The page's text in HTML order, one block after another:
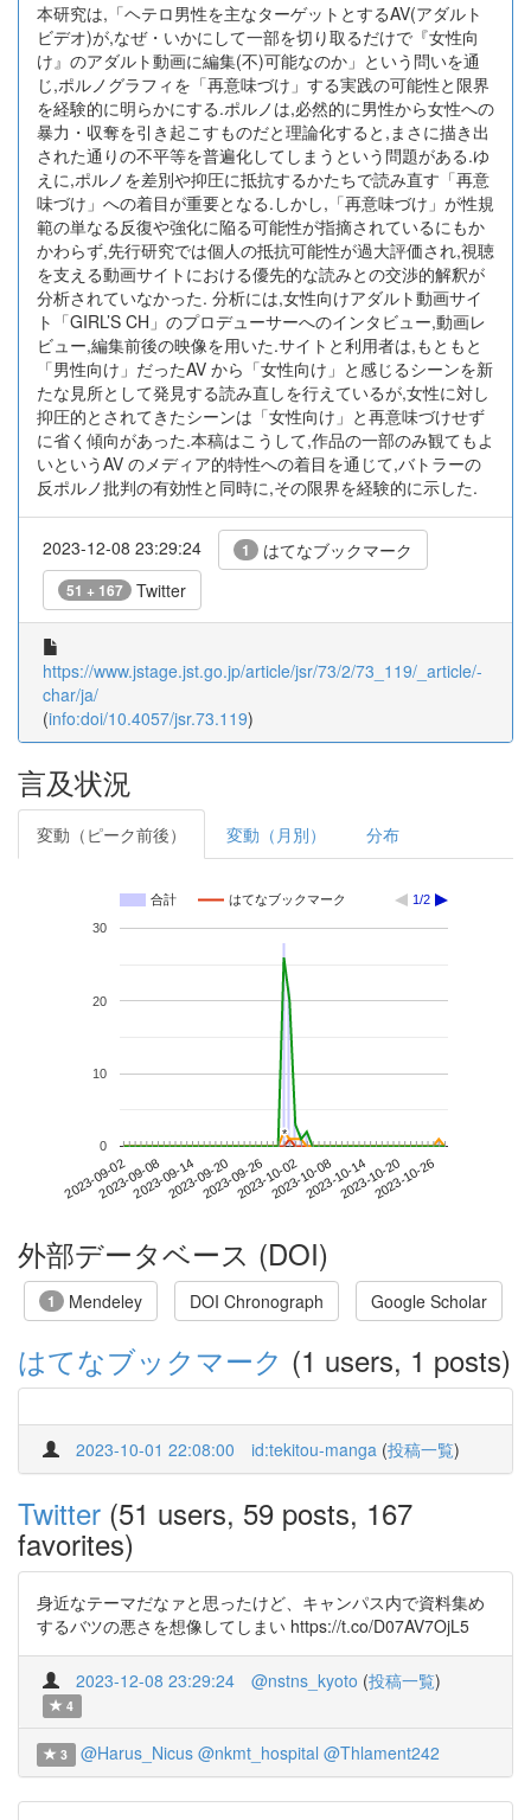
本研究は,「ヘテロ男性を主なターゲットとするAV(アダルト
ビデオ)が,なぜ・いかにして一部を切り取るだけで『女性向
け』のアダルト動画に編集(不)可能なのか」という問いを通
じ,ポルノグラフィを「再意味づけ」する実践の可能性と限界
を経験的に明らかにする.ポルノは,必然的に男性から女性への
暴力・収奪を引き起こすものだと理論化すると,まさに描き出
された通りの不平等を普遍化してしまうという問題がある.ゆ
えに,ポルノを差別や抑圧に抵抗するかたちで読み直す「再意
味づけ」への着目が重要となる.しかし,「再意味づけ」が性規
範の単なる反復や強化に陥る可能性が指摘されているにもか
かわらず,先行研究では個人の抵抗可能性が過大評価され,視聴
を支える動画サイトにおける優先的な読みとの交渉的解釈が
分析されていなかった. 分析には,女性向けアダルト動画サイ
ト「GIRL’S CH」のプロデューサーへのインタビュー,動画レ
ビュー,編集前後の映像を用いた.サイトと利用者は,もともと
「男性向け」だったAV から「女性向け」と感じるシーンを新
たな見所として発見する読み直しを行えているが,女性に対し
抑圧的とされてきたシーンは「女性向け」と再意味づけせず
に省く傾向があった.本稿はこうして,作品の一部のみ観てもよ
いというAV のメディア的特性への着目を通じて,バトラーの
反ポルノ批判の有効性と同時に,その限界を経験的に示した.
2023-12-08 23:29:24 1 はてなブックマーク
51 + 167 Twitter
https://www.jstage.jst.go.jp/article/jsr/73/2/73_119/_article/-
char/ja/
(info:doi/10.4057/jsr.73.119)
言及状況
変動（ピーク前後） 変動（月別） 分布
合計 はてなブックマーク 1/2
2023-09-022023-09-082023-09-142023-09-202023-09-262023-10-022023-10-082023-10-142023-10-202023-10-26
0
10
20
30
*
*
外部データベース (DOI)
1 Mendeley DOI Chronograph Google Scholar
はてなブックマーク (1 users, 1 posts)
2023-10-01 22:08:00 id:tekitou-manga (投稿一覧)
Twitter (51 users, 59 posts, 167
favorites)
身近なテーマだなァと思ったけど、キャンパス内で資料集め
するバツの悪さを想像してしまい https://t.co/D07AV7OjL5
2023-12-08 23:29:24 @nstns_kyoto (投稿一覧)
4
3 @Harus_Nicus @nkmt_hospital @Thlament242